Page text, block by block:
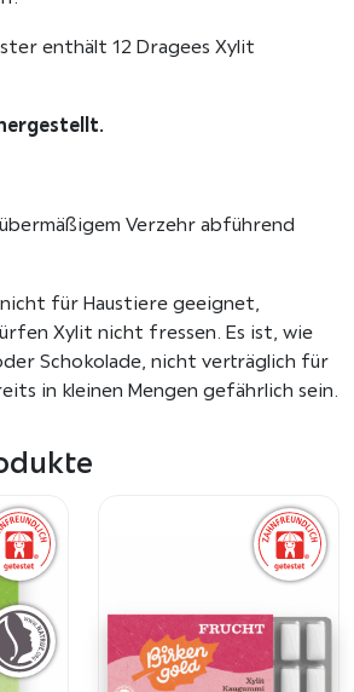
enthält 12 Dragees Xylit
Verzehr abführend
für Haustiere geeignet,
Xylit nicht fressen. Es ist, wie
Schokolade, nicht verträglich für
in kleinen Mengen gefährlich sein.